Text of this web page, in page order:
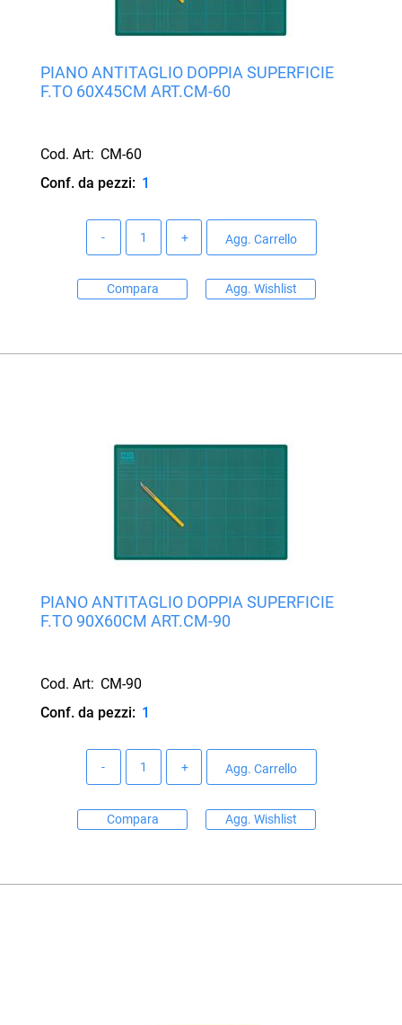
PIANO ANTITAGLIO DOPPIA SUPERFICIE
F.TO 60X45CM ART.CM-60
Cod. Art: CM-60
Conf. da pezzi: 1
Agg. Carrello
Compara Agg. Wishlist
PIANO ANTITAGLIO DOPPIA SUPERFICIE
F.TO 90X60CM ART.CM-90
Cod. Art: CM-90
Conf. da pezzi: 1
Agg. Carrello
Compara Agg. Wishlist